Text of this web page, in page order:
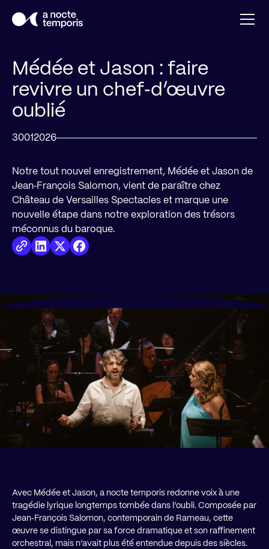
Médée et Jason : faire
revivre un chef‑d’œuvre
oublié
30012026
Notre tout nouvel enregistrement, Médée et Jason de
Jean‑François Salomon, vient de paraître chez
Château de Versailles Spectacles et marque une
nouvelle étape dans notre exploration des trésors
méconnus du baroque.
Avec Médée et Jason, a nocte temporis redonne voix à une
tragédie lyrique longtemps tombée dans l’oubli. Composée par
Jean‑François Salomon, contemporain de Rameau, cette
œuvre se distingue par sa force dramatique et son raffinement
orchestral, mais n’avait plus été entendue depuis des siècles.